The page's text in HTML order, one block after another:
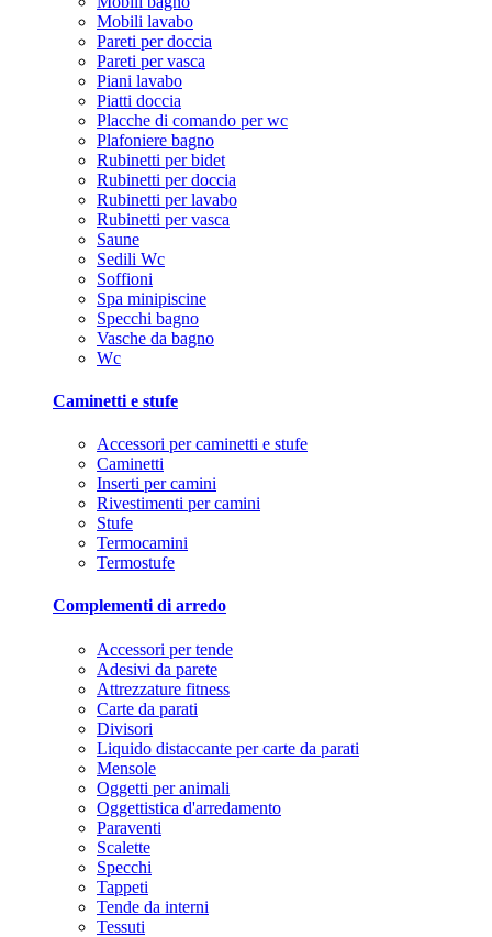
Mobili lavabo
Pareti per doccia
Pareti per vasca
Piani lavabo
Piatti doccia
Placche di comando per wc
Plafoniere bagno
Rubinetti per bidet
Rubinetti per doccia
Rubinetti per lavabo
Rubinetti per vasca
Saune
Sedili Wc
Soffioni
Spa minipiscine
Specchi bagno
Vasche da bagno
Wc
Caminetti e stufe
Accessori per caminetti e stufe
Caminetti
Inserti per camini
Rivestimenti per camini
Stufe
Termocamini
Termostufe
Complementi di arredo
Accessori per tende
Adesivi da parete
Attrezzature fitness
Carte da parati
Divisori
Liquido distaccante per carte da parati
Mensole
Oggetti per animali
Oggettistica d'arredamento
Paraventi
Scalette
Specchi
Tappeti
Tende da interni
Tessuti